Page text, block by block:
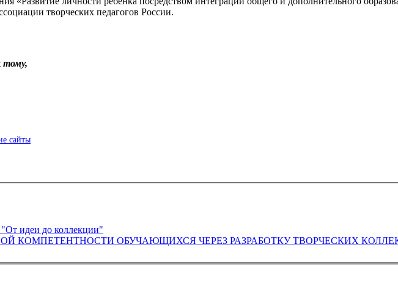
творческих педагогов России.
тому,
сайты
"От идеи до коллекции"
ФОРМИРОВАНИЕ ПРОЕКТНОЙ КОМПЕТЕНТНОСТИ ОБУЧАЮЩИХСЯ